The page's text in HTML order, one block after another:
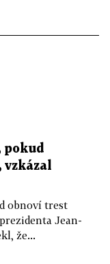
pokud
vzkázal
obnoví trest
Jean-
že...